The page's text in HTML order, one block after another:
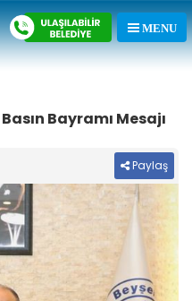
Bayramı Mesajı
Paylaş